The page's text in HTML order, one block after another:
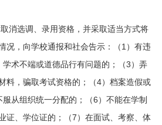
消选调、录用资格，并采取适当方式将
况，向学校通报和社会告示：（1）有违
学术不端或道德品行有问题的；（3）弄
料，骗取考试资格的；（4）档案造假或
服从组织统一分配的；（6）不能在学制
证、学位证的；（7）在面试、考察、体